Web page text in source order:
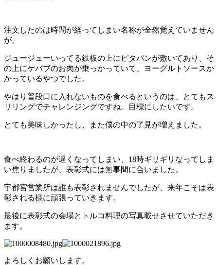
注文したのは時間が経ってしまい名称が全然覚えていません
が、
ジュージューいってる鉄板の上にピタパンが敷いてあり、そ
の上にケバブのお肉が乗っかっていて、ヨーグルトソースか
かっているやつでした。
やはり普段口に入れないものを食べるというのは、とてもス
リリングでチャレンジングですね。目標にしたいです。
とても美味しかったし、また僕の中の了見が増えました。
食べ終わるのが遅くなってしまい、18時ギリギリなってしま
い焦りましたが、表彰式には無事間に合いました。
宇都宮営業所は誰も表彰されませんでしたが、来年こそは表
彰される様に頑張っていきます。
最後に表彰式の会場とトルコ料理の写真載せさせていただき
ます。
よろしくお願いします。